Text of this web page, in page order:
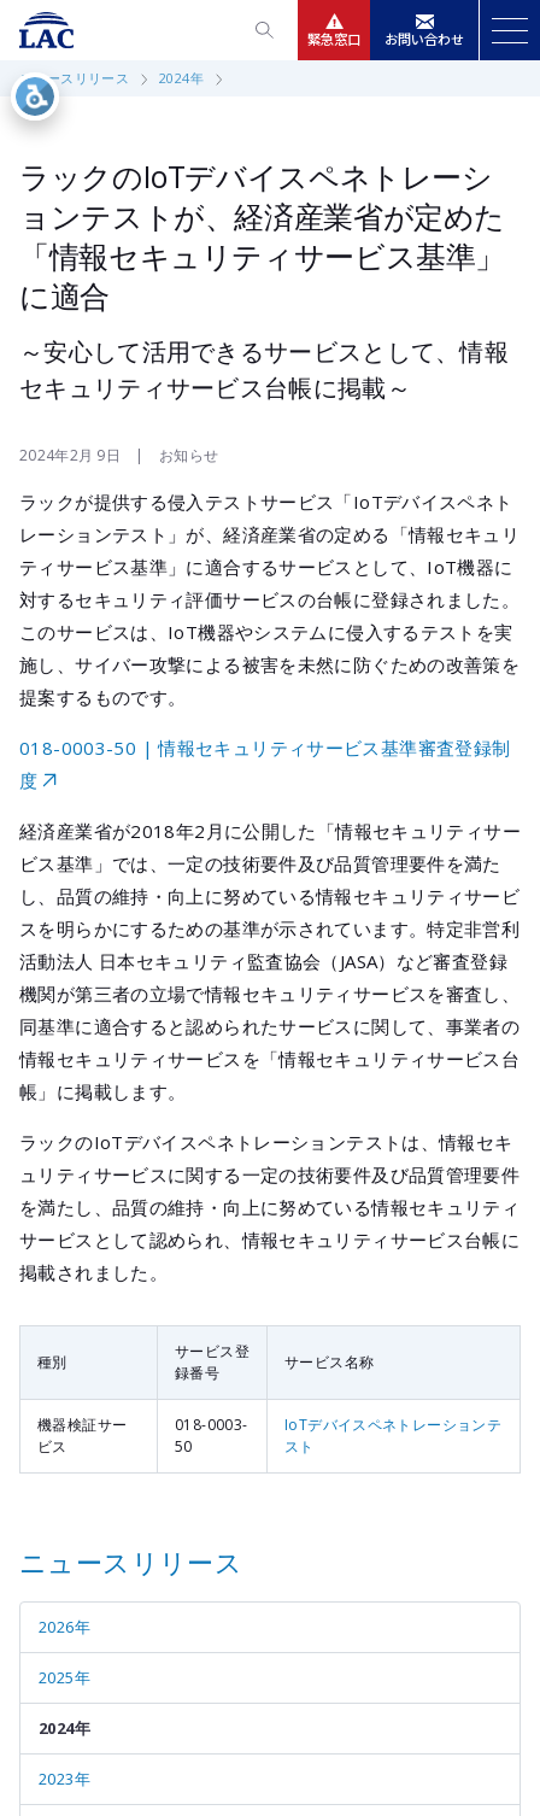
緊急窓口 お問い合わせ
ニュースリリース
会社情報
採用
メールマガ
公式SNS
ニュースリリース 2024年
ラックのIoTデバイスペネトレーシ
ョンテストが、経済産業省が定めた
「情報セキュリティサービス基準」
に適合
～安心して活用できるサービスとして、情報
セキュリティサービス台帳に掲載～
2024年2月 9日 | お知らせ
ラックが提供する侵入テストサービス「IoTデバイスペネト
レーションテスト」が、経済産業省の定める「情報セキュリ
ティサービス基準」に適合するサービスとして、IoT機器に
対するセキュリティ評価サービスの台帳に登録されました。
このサービスは、IoT機器やシステムに侵入するテストを実
施し、サイバー攻撃による被害を未然に防ぐための改善策を
提案するものです。
018-0003-50 | 情報セキュリティサービス基準審査登録制
度
経済産業省が2018年2月に公開した「情報セキュリティサー
ビス基準」では、一定の技術要件及び品質管理要件を満た
し、品質の維持・向上に努めている情報セキュリティサービ
スを明らかにするための基準が示されています。特定非営利
活動法人 日本セキュリティ監査協会（JASA）など審査登録
機関が第三者の立場で情報セキュリティサービスを審査し、
同基準に適合すると認められたサービスに関して、事業者の
情報セキュリティサービスを「情報セキュリティサービス台
帳」に掲載します。
ラックのIoTデバイスペネトレーションテストは、情報セキ
ュリティサービスに関する一定の技術要件及び品質管理要件
を満たし、品質の維持・向上に努めている情報セキュリティ
サービスとして認められ、情報セキュリティサービス台帳に
掲載されました。
種別
サービス登
録番号
サービス名称
機器検証サー
ビス
018-0003-
50
IoTデバイスペネトレーションテ
スト
ニュースリリース
2026年
2025年
2024年
2023年